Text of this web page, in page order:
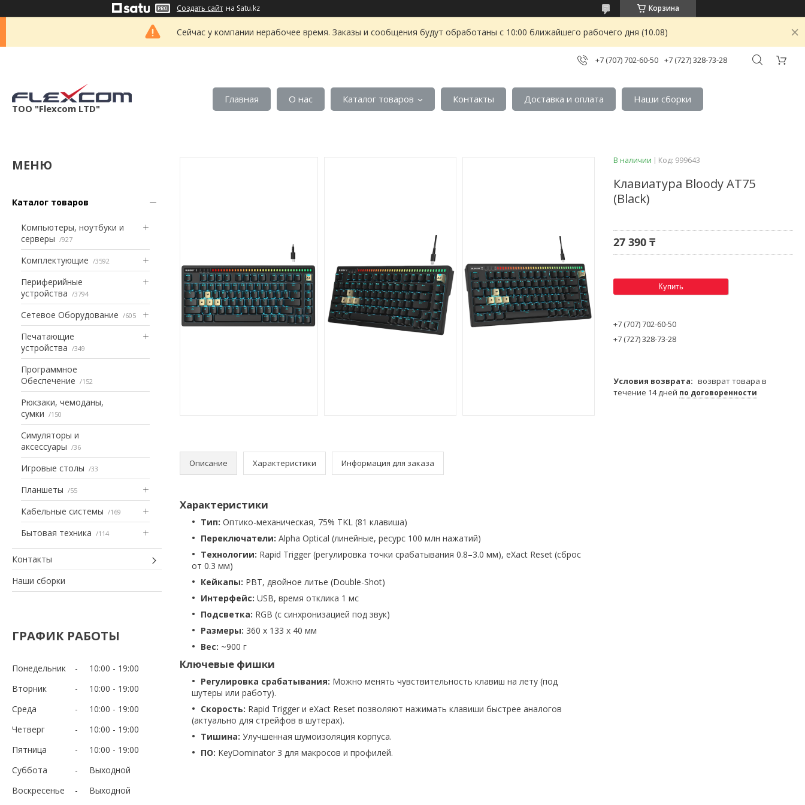
Создать сайт на Satu.kz Корзина
Сейчас у компании нерабочее время. Заказы и сообщения будут обработаны с 10:00 ближайшего рабочего дня (10.08)
+7 (707) 702-60-50 +7 (727) 328-73-28
ТОО "Flexcom LTD"
Главная О нас Каталог товаров Контакты Доставка и оплата Наши сборки
Каталог товаров
Компьютеры, ноутбуки и
серверы
927
Комплектующие 3592
Периферийные
устройства
3794
Сетевое Оборудование 605
Печатающие
устройства
349
Программное
Обеспечение
152
Рюкзаки, чемоданы,
сумки
150
Симуляторы и
аксессуары
36
Игровые столы 33
Планшеты 55
Кабельные системы 169
Бытовая техника 114
Контакты
Наши сборки
ГРАФИК РАБОТЫ
Понедельник 10:00
19:00
Вторник
10:00
19:00
Среда
10:00
19:00
Четверг
10:00
19:00
Пятница
10:00
19:00
Суббота
Выходной
Воскресенье
Выходной
Описание Характеристики Информация для заказа
Характеристики
Тип: Оптико-механическая, 75% TKL (81 клавиша)
Переключатели: Alpha Optical (линейные, ресурс 100 млн нажатий)
Технологии: Rapid Trigger (регулировка точки срабатывания 0.8–3.0 мм), eXact Reset (сброс
от 0.3 мм)
Кейкапы: PBT, двойное литье (Double-Shot)
Интерфейс: USB, время отклика 1 мс
Подсветка: RGB (с синхронизацией под звук)
Размеры: 360 x 133 x 40 мм
Вес: ~900 г
Ключевые фишки
Регулировка срабатывания: Можно менять чувствительность клавиш на лету (под
шутеры или работу).
Скорость: Rapid Trigger и eXact Reset позволяют нажимать клавиши быстрее аналогов
(актуально для стрейфов в шутерах).
Тишина: Улучшенная шумоизоляция корпуса.
ПО: KeyDominator 3 для макросов и профилей.
В наличии Код: 999643
Клавиатура Bloody AT75
(Black)
27 390 ₸
Купить
+7 (707) 702-60-50
+7 (727) 328-73-28
возврат товара в
течение 14 дней по договоренности